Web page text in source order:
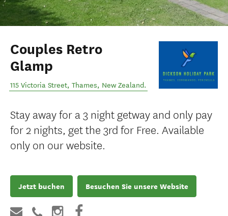
Couples Retro
Glamp
115 Victoria Street, Thames, New Zealand.
Stay away for a 3 night getway and only pay
for 2 nights, get the 3rd for Free. Available
only on our website.
Jetzt buchen Besuchen Sie unsere Website